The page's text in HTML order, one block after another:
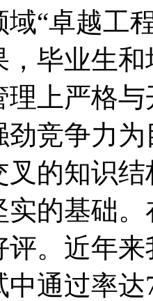
“卓越工
，毕业生
理上严格
劲竞争力
叉的知识
实的基础
评。近年
通过率